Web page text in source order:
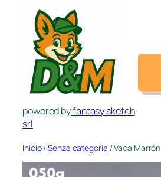
contenido
powered byfantasy sketch
srl
Inicio/Senza categoria / Vaca Marrón